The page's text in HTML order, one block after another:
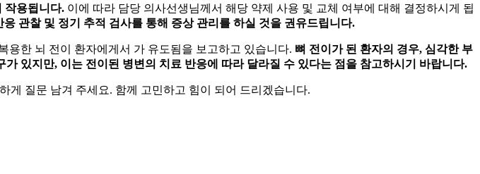
작용됩니다. 이에 따라 담당 의사선생님께서 해당 약제 사용 및 교체 여부에 대해 결정하시게 됩
관찰 및 정기 추적 검사를 통해 증상 관리를 하실 것을 권유드립니다.
용한 뇌 전이 환자에게서 가 유도됨을 보고하고 있습니다. 뼈 전이가 된 환자의 경우, 심각한 부
있지만, 이는 전이된 병변의 치료 반응에 따라 달라질 수 있다는 점을 참고하시기 바랍니다.
게 질문 남겨 주세요. 함께 고민하고 힘이 되어 드리겠습니다.